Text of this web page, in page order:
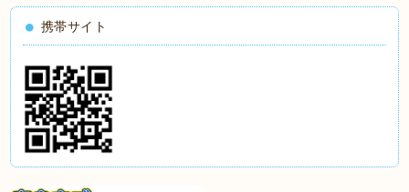
携帯サイト